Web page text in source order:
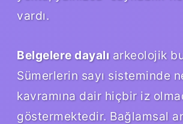
vardı.
Belgelere dayalıarkeolojik
Sümerlerin sayı sisteminde
kavramına dair hiçbir iz
göstermektedir. Bağlamsal